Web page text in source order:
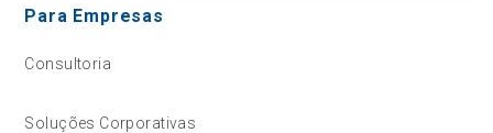
Para Empresas
Consultoria
Soluções Corporativas